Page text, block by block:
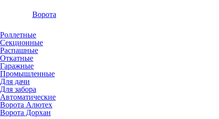
Ворота
Роллетные
Секционные
Распашные
Откатные
Гаражные
Промышленные
Для дачи
Для забора
Автоматические
Ворота Алютех
Ворота Дорхан